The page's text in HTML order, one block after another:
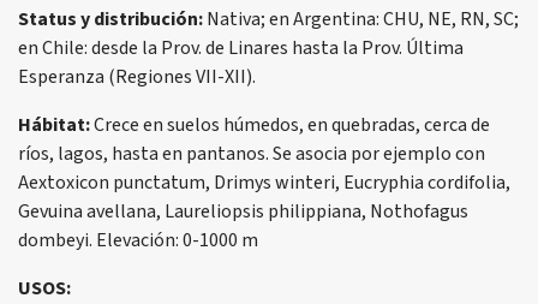
Status y distribución:Nativa; en Argentina: CHU, NE, RN, SC;
en Chile: desde la Prov. de Linares hasta la Prov. Última
Esperanza (Regiones VII-XII).
Hábitat:Crece en suelos húmedos, en quebradas, cerca de
ríos, lagos, hasta en pantanos. Se asocia por ejemplo con
Aextoxicon punctatum, Drimys winteri, Eucryphia cordifolia,
Gevuina avellana, Laureliopsis philippiana, Nothofagus
dombeyi. Elevación: 0-1000 m
USOS: